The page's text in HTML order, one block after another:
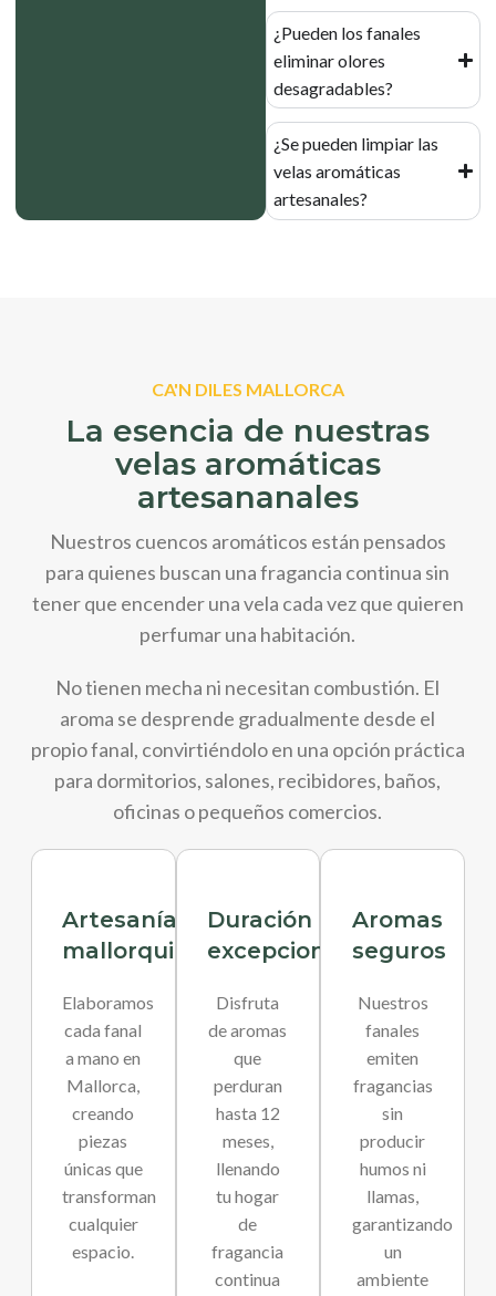
¿Pueden los fanales
eliminar olores
desagradables?
¿Se pueden limpiar las
velas aromáticas
artesanales?
CA'N DILES MALLORCA
La esencia de nuestras
velas aromáticas
artesananales
Nuestros cuencos aromáticos están pensados
para quienes buscan una fragancia continua sin
tener que encender una vela cada vez que quieren
perfumar una habitación.
No tienen mecha ni necesitan combustión. El
aroma se desprende gradualmente desde el
propio fanal, convirtiéndolo en una opción práctica
para dormitorios, salones, recibidores, baños,
oficinas o pequeños comercios.
Artesanía
mallorquina
Elaboramos
cada fanal
a mano en
Mallorca,
creando
piezas
únicas que
transforman
cualquier
espacio.
Duración
excepcional
Disfruta
de aromas
que
perduran
hasta 12
meses,
llenando
tu hogar
de
fragancia
continua
Aromas
seguros
Nuestros
fanales
emiten
fragancias
sin
producir
humos ni
llamas,
garantizando
un
ambiente